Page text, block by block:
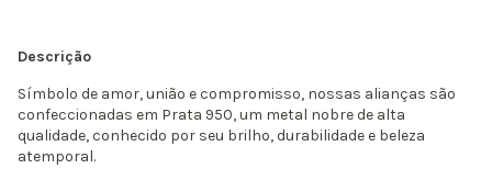
Descrição
Símbolo de amor, união e compromisso, nossas alianças são
confeccionadas em Prata 950, um metal nobre de alta
qualidade, conhecido por seu brilho, durabilidade e beleza
atemporal.